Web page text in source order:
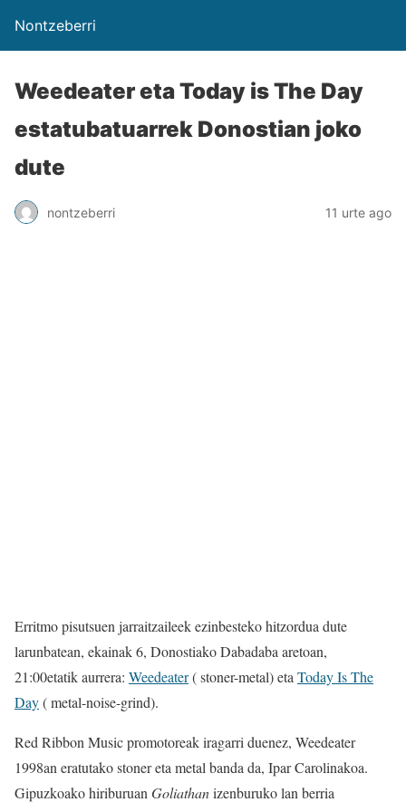
Nontzeberri
Weedeater eta Today is The Day
estatubatuarrek Donostian joko
dute
nontzeberri 11 urte ago
Erritmo pisutsuen jarraitzaileek ezinbesteko hitzordua dute
larunbatean, ekainak 6, Donostiako Dabadaba aretoan,
21:00etatik aurrera: Weedeater( stoner-metal) eta Today Is The
Day( metal-noise-grind).
Red Ribbon Music promotoreak iragarri duenez, Weedeater
1998an eratutako stoner eta metal banda da, Ipar Carolinakoa.
Gipuzkoako hiriburuan Goliathanizenburuko lan berria